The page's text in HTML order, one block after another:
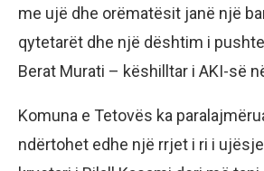
me ujë dhe orëmatësit janë një
qytetarët dhe një dështim i
Berat Murati – këshilltar i AKI-së
Komuna e Tetovës ka
ndërtohet edhe një rrjet i ri i